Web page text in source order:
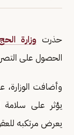
حذرت وزارة
الحصول على
وأضافت
يؤثر على سلامة
يعرض مرتكبه